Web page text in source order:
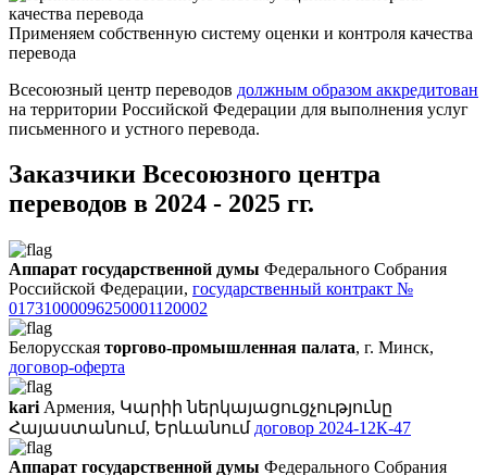
Применяем собственную систему оценки и контроля качества
перевода
Всесоюзный центр переводов должным образом аккредитован
на территории Российской Федерации для выполнения услуг
письменного и устного перевода.
Заказчики Всесоюзного центра
переводов в 2024 - 2025 гг.
Аппарат государственной думы Федерального Собрания
Российской Федерации, государственный контракт №
01731000096250001120002
Белорусская торгово-промышленная палата, г. Минск,
договор-оферта
kari Армения, Կարիի ներկայացուցչությունը
Հայաստանում, Երևանում договор 2024-12К-47
Аппарат государственной думы Федерального Собрания